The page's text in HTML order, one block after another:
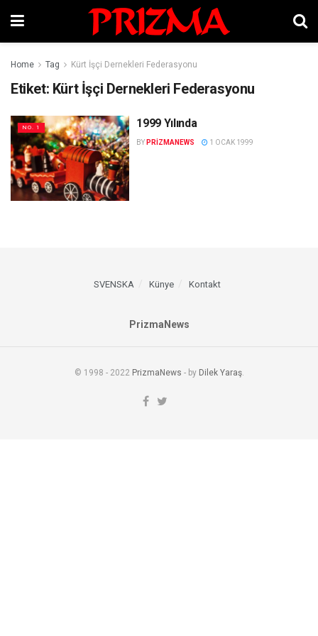
Home Tag Kürt İşçi Dernekleri Federasyonu
Etiket: Kürt İşçi Dernekleri Federasyonu
NO. 1 1999 Yılında
BY PRIZMANEWS 1 OCAK 1999
SVENSKA Künye Kontakt
PrizmaNews
© 1998 - 2022 PrizmaNews - by Dilek Yaraş.